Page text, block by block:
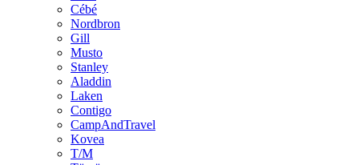
Cébé
Nordbron
Gill
Musto
Stanley
Aladdin
Laken
Contigo
CampAndTravel
Kovea
T/M